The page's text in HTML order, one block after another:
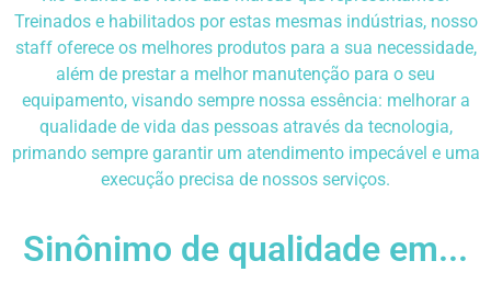
Treinados e habilitados por estas mesmas indústrias, nosso
staff oferece os melhores produtos para a sua necessidade,
além de prestar a melhor manutenção para o seu
equipamento, visando sempre nossa essência: melhorar a
qualidade de vida das pessoas através da tecnologia,
primando sempre garantir um atendimento impecável e uma
execução precisa de nossos serviços.
Sinônimo de qualidade em...